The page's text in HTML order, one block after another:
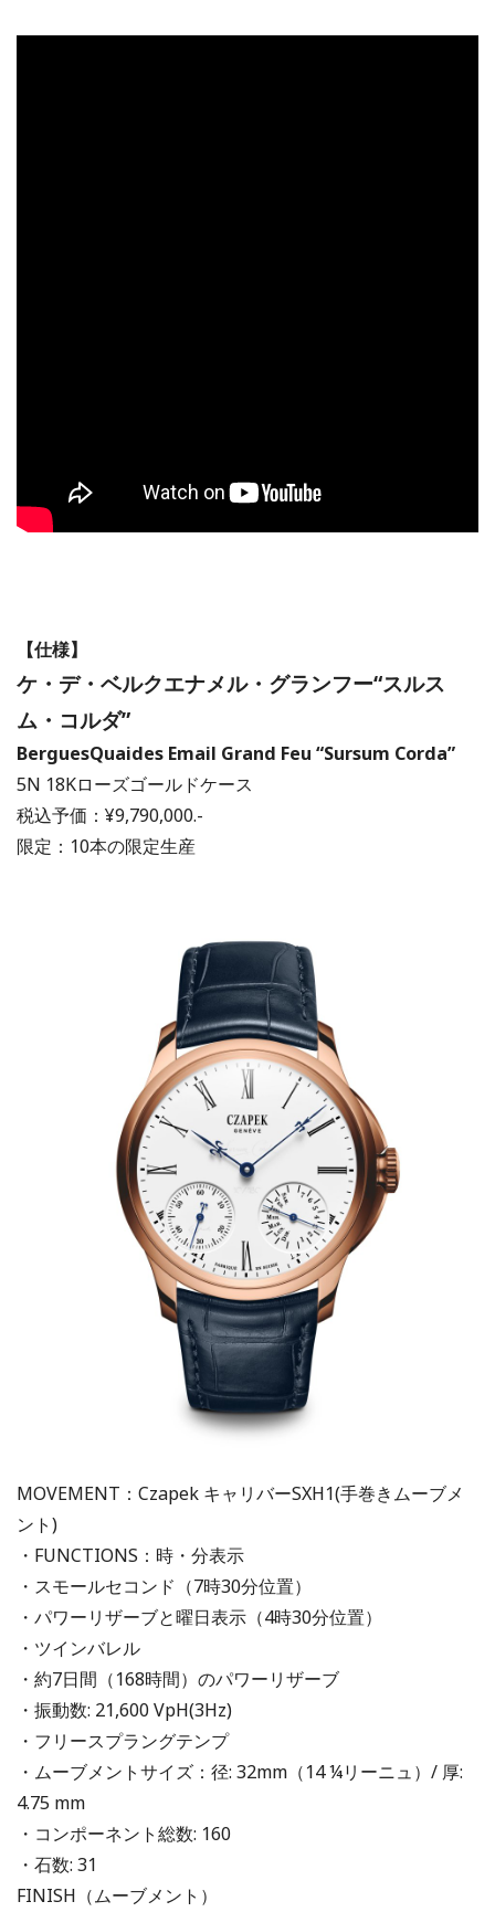
【仕様】
ケ・デ・ベルクエナメル・グランフー“スルス
ム・コルダ”
BerguesQuaides Email Grand Feu “Sursum Corda”
5N 18Kローズゴールドケース
税込予価：¥9,790,000.-
限定：10本の限定生産
MOVEMENT：Czapek キャリバーSXH1(手巻きムーブメ
ント)
・FUNCTIONS：時・分表示
・スモールセコンド（7時30分位置）
・パワーリザーブと曜日表示（4時30分位置）
・ツインバレル
・約7日間（168時間）のパワーリザーブ
・振動数: 21,600 VpH(3Hz)
・フリースプラングテンプ
・ムーブメントサイズ：径: 32mm（14 ¼リーニュ）/ 厚:
4.75 mm
・コンポーネント総数: 160
・石数: 31
FINISH（ムーブメント）